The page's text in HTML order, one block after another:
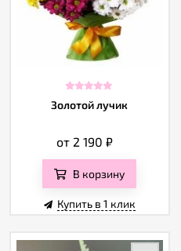
Золотой лучик
от 2 190₽
В корзину
Купить в 1 клик